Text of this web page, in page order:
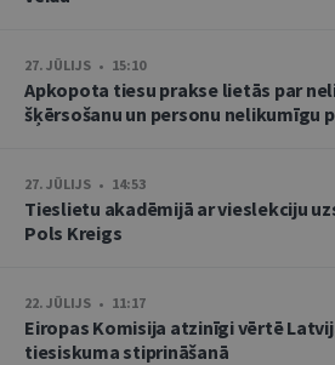
27. JŪLIJS • 15:10
Apkopota tiesu prakse lietās par
šķērsošanu un personu nelikumīgu
27. JŪLIJS • 14:53
Tieslietu akadēmijā ar vieslekciju
Pols Kreigs
22. JŪLIJS • 11:17
Eiropas Komisija atzinīgi vērtē
tiesiskuma stiprināšanā